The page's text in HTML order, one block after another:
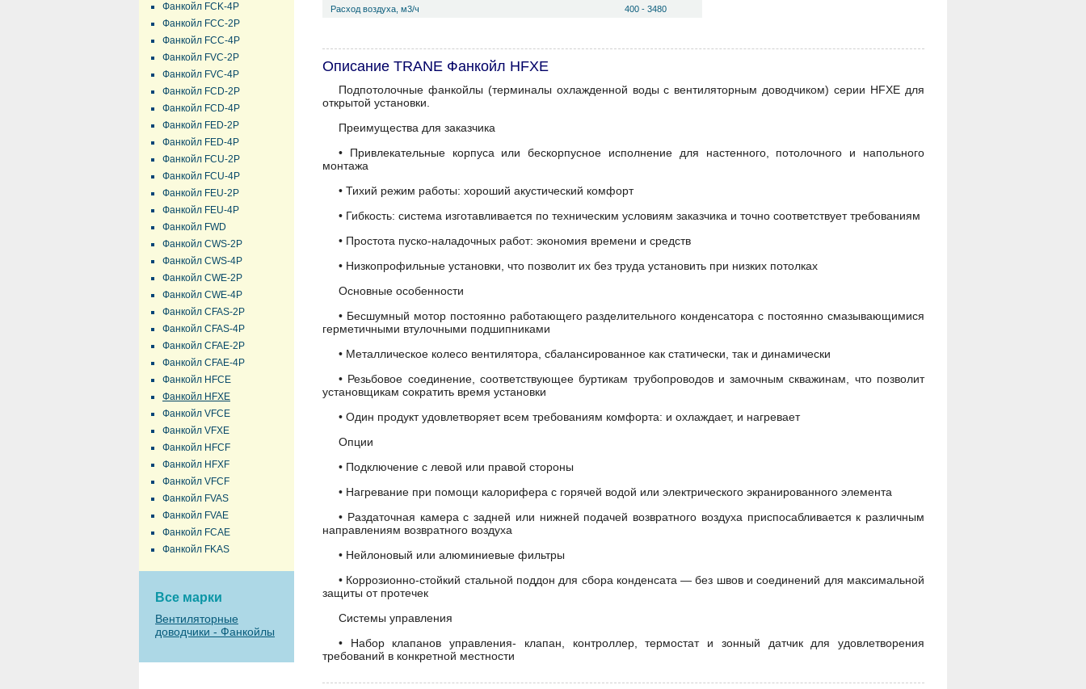
Фанкойл FCK-4P
Фанкойл FCC-2P
Фанкойл FCC-4P
Фанкойл FVC-2P
Фанкойл FVC-4P
Фанкойл FCD-2P
Фанкойл FCD-4P
Фанкойл FED-2P
Фанкойл FED-4P
Фанкойл FCU-2P
Фанкойл FCU-4P
Фанкойл FEU-2P
Фанкойл FEU-4P
Фанкойл FWD
Фанкойл CWS-2P
Фанкойл CWS-4P
Фанкойл CWE-2P
Фанкойл CWE-4P
Фанкойл CFAS-2P
Фанкойл CFAS-4P
Фанкойл CFAE-2P
Фанкойл CFAE-4P
Фанкойл HFCE
Фанкойл HFXE
Фанкойл VFCE
Фанкойл VFXE
Фанкойл HFCF
Фанкойл HFXF
Фанкойл VFCF
Фанкойл FVAS
Фанкойл FVAE
Фанкойл FCAE
Фанкойл FKAS
Все марки
Вентиляторные
доводчики - Фанкойлы
Расход воздуха, м3/ч
400 - 3480
Описание TRANE Фанкойл HFXE
Подпотолочные фанкойлы (терминалы охлажденной воды с вентиляторным доводчиком) серии HFXE для
открытой установки.
Преимущества для заказчика
• Привлекательные корпуса или бескорпусное исполнение для настенного, потолочного и напольного
монтажа
• Тихий режим работы: хороший акустический комфорт
• Гибкость: система изготавливается по техническим условиям заказчика и точно соответствует требованиям
• Простота пуско-наладочных работ: экономия времени и средств
• Низкопрофильные установки, что позволит их без труда установить при низких потолках
Основные особенности
• Бесшумный мотор постоянно работающего разделительного конденсатора с постоянно смазывающимися
герметичными втулочными подшипниками
• Металлическое колесо вентилятора, сбалансированное как статически, так и динамически
• Резьбовое соединение, соответствующее буртикам трубопроводов и замочным скважинам, что позволит
установщикам сократить время установки
• Один продукт удовлетворяет всем требованиям комфорта: и охлаждает, и нагревает
Опции
• Подключение с левой или правой стороны
• Нагревание при помощи калорифера с горячей водой или электрического экранированного элемента
• Раздаточная камера с задней или нижней подачей возвратного воздуха приспосабливается к различным
направлениям возвратного воздуха
• Нейлоновый или алюминиевые фильтры
• Коррозионно-стойкий стальной поддон для сбора конденсата — без швов и соединений для максимальной
защиты от протечек
Системы управления
• Набор клапанов управления- клапан, контроллер, термостат и зонный датчик для удовлетворения
требований в конкретной местности